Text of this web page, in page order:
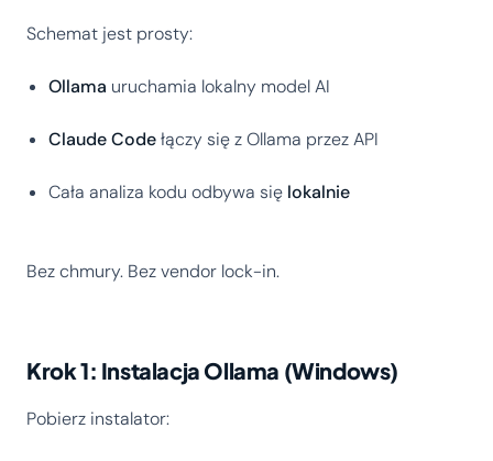
Schemat jest prosty:
Ollama uruchamia lokalny model AI
Claude Codełączy się z Ollama przez API
Cała analiza kodu odbywa się lokalnie
Bez chmury. Bez vendor lock-in.
Krok 1: Instalacja Ollama (Windows)
Pobierz instalator: